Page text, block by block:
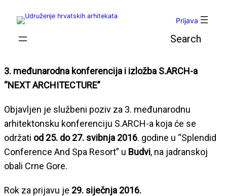
Prijava
3. međunarodna konferencija i izložba S.ARCH-a
“NEXT ARCHITECTURE”
Objavljen je službeni poziv za 3. međunarodnu
arhitektonsku konferenciju S.ARCH-a koja će se
održati od 25. do 27. svibnja 2016. godine u “Splendid
Conference And Spa Resort” u Budvi, na jadranskoj
obali Crne Gore.
Rok za prijavu je 29. siječnja 2016.